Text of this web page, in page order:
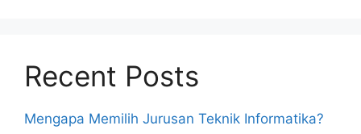
Recent Posts
Mengapa Memilih Jurusan Teknik Informatika?